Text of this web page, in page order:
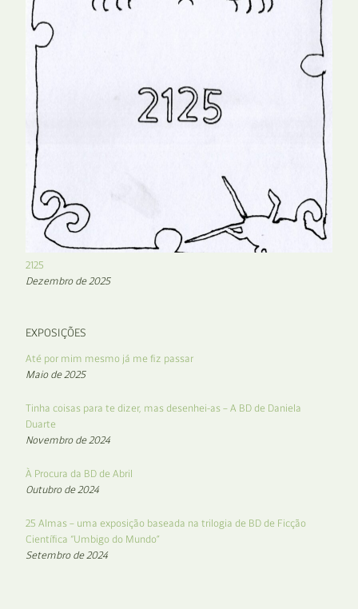
2125
Dezembro de 2025
EXPOSIÇÕES
Até por mim mesmo já me fiz passar
Maio de 2025
Tinha coisas para te dizer, mas desenhei-as – A BD de Daniela
Duarte
Novembro de 2024
À Procura da BD de Abril
Outubro de 2024
25 Almas – uma exposição baseada na trilogia de BD de Ficção
Científica “Umbigo do Mundo”
Setembro de 2024